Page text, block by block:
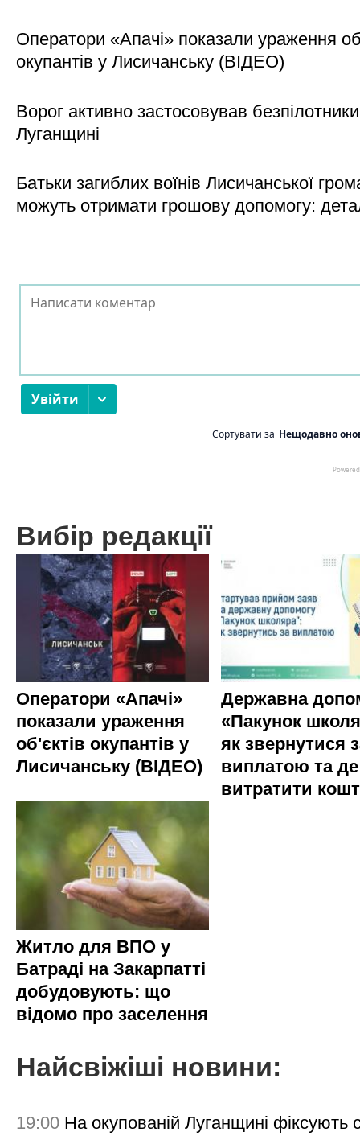
Оператори «Апачі» показали ураження
окупантів у Лисичанську (ВІДЕО)
Ворог активно застосовував
Луганщині
Батьки загиблих воїнів Лисичанської
можуть отримати грошову допомогу:
Вибір редакції
Оператори «Апачі»
показали ураження
об'єктів окупантів у
Лисичанську (ВІДЕО)
Державна
«Пакунок
як звернутися
виплатою та де
витратити
Житло для ВПО у
Батраді на Закарпатті
добудовують: що
відомо про заселення
Найсвіжіші новини:
19:00 На окупованій Луганщині фіксують